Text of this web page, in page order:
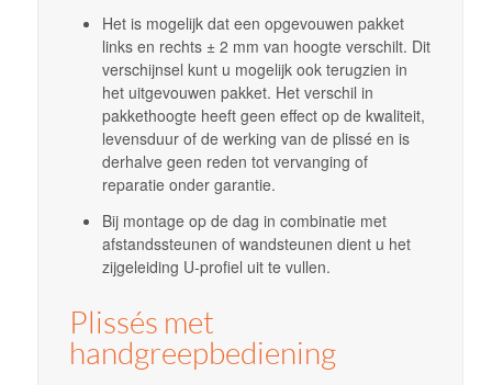
Het is mogelijk dat een opgevouwen pakket
links en rechts ± 2 mm van hoogte verschilt. Dit
verschijnsel kunt u mogelijk ook terugzien in
het uitgevouwen pakket. Het verschil in
pakkethoogte heeft geen effect op de kwaliteit,
levensduur of de werking van de plissé en is
derhalve geen reden tot vervanging of
reparatie onder garantie.
Bij montage op de dag in combinatie met
afstandssteunen of wandsteunen dient u het
zijgeleiding U-profiel uit te vullen.
Plissés met
handgreepbediening